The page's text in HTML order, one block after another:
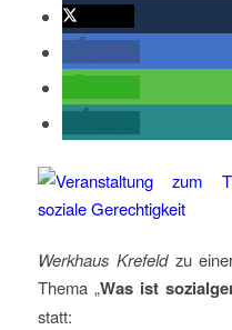
Werkhaus Krefeldzu
Thema „Was ist
statt: